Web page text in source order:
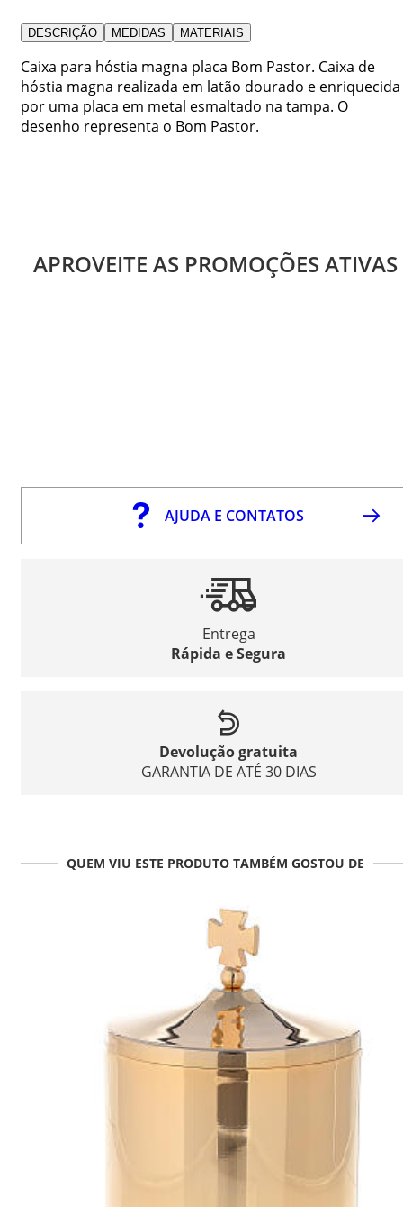
DESCRIÇÃO MEDIDAS MATERIAIS
Caixa para hóstia magna placa Bom Pastor. Caixa de
hóstia magna realizada em latão dourado e enriquecida
por uma placa em metal esmaltado na tampa. O
desenho representa o Bom Pastor.
APROVEITE AS PROMOÇÕES ATIVAS
AJUDA E CONTATOS
Entrega
Rápida e Segura
Devolução gratuita
GARANTIA DE ATÉ 30 DIAS
QUEM VIU ESTE PRODUTO TAMBÉM GOSTOU DE